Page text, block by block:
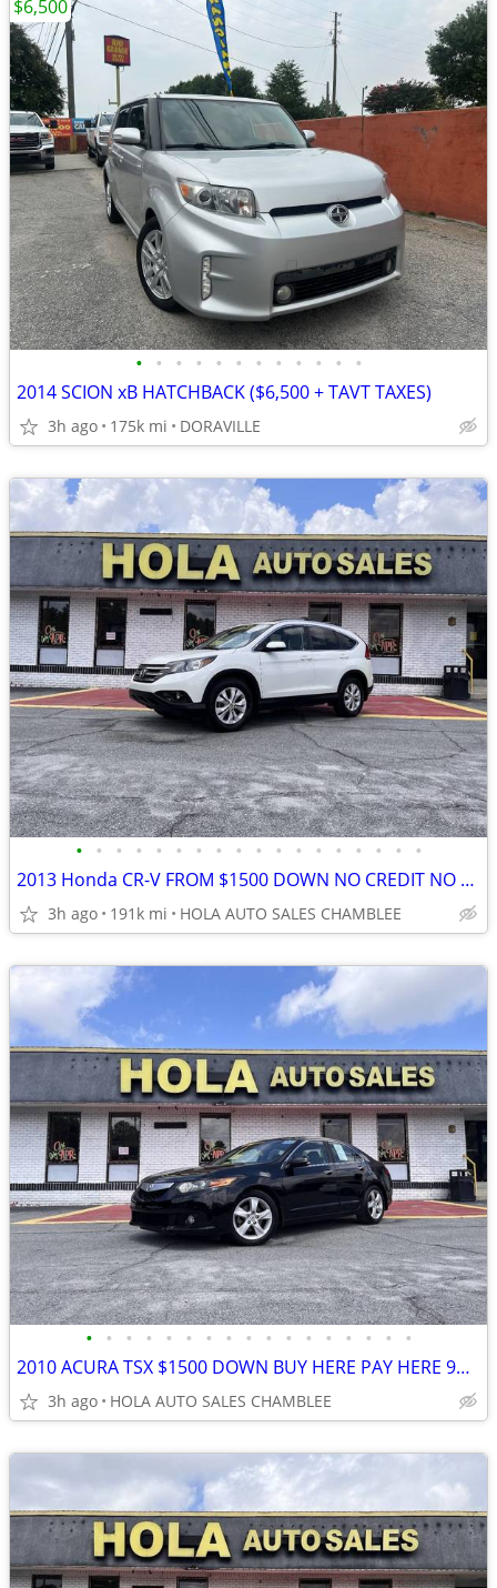
• • • • • • • • • • • •
2014 SCION xB HATCHBACK ($6,500 + TAVT TAXES)
3h ago 175k mi DORAVILLE
$6,500
• • • • • • • • • • • • • • • • • •
2013 Honda CR-V FROM $1500 DOWN NO CREDIT NO PROBLEM YOUR JOB IS YOUR
3h ago 191k mi HOLA AUTO SALES CHAMBLEE
• • • • • • • • • • • • • • • • •
2010 ACURA TSX $1500 DOWN BUY HERE PAY HERE 9% APR EASY FINANCING FREE
3h ago HOLA AUTO SALES CHAMBLEE